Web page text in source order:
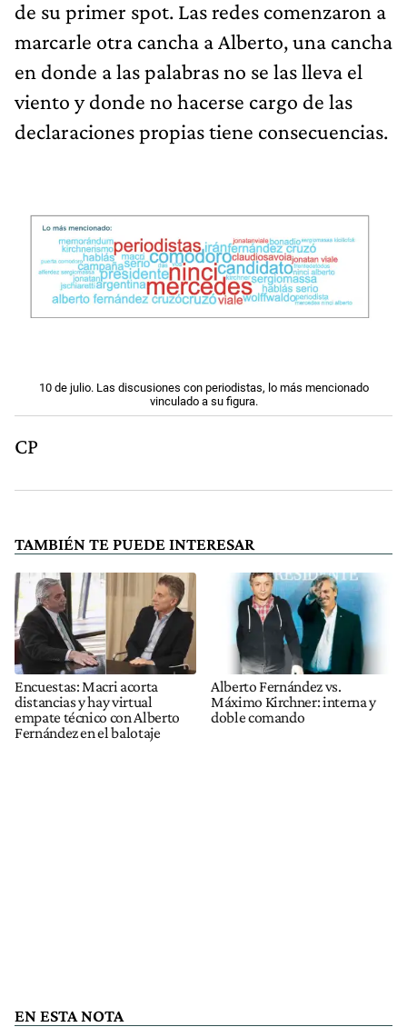
de su primer spot. Las redes comenzaron a
marcarle otra cancha a Alberto, una cancha
en donde a las palabras no se las lleva el
viento y donde no hacerse cargo de las
declaraciones propias tiene consecuencias.
10 de julio. Las discusiones con periodistas, lo más mencionado
vinculado a su figura.
CP
TAMBIÉN TE PUEDE INTERESAR
Encuestas: Macri acorta
distancias y hay virtual
empate técnico con Alberto
Fernández en el balotaje
Alberto Fernández vs.
Máximo Kirchner: interna y
doble comando
EN ESTA NOTA